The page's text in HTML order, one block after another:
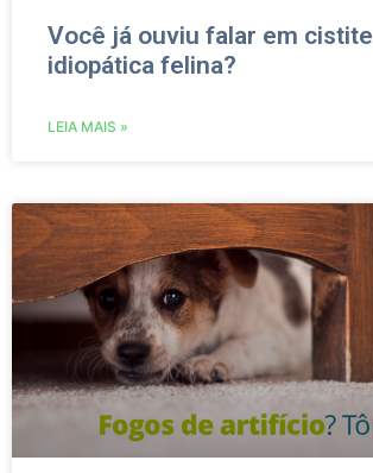
Você já ouviu falar em cistite
idiopática felina?
LEIA MAIS »